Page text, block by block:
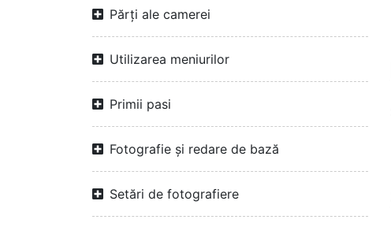
Părți ale camerei
Utilizarea meniurilor
Primii pasi
Fotografie și redare de bază
Setări de fotografiere